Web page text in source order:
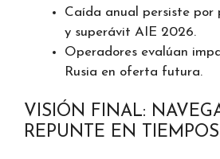
Caída anual persiste por
y superávit AIE 2026.
Operadores evalúan
Rusia en oferta futura.
VISIÓN FINAL:
REPUNTE EN